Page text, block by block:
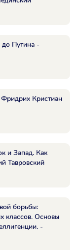
до Путина -
Кристиан
и Запад. Как
Тавровский
борьбы:
классов. Основы
-